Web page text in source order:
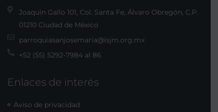
Joaquín Gallo 101, Col. Santa Fe, Álvaro Obregón, C.P.
01210 Ciudad de México
parroquiasanjosemaria@isjm.org.mx
+52 (55) 5292-7984 al 86
Enlaces de interés
Aviso de privacidad